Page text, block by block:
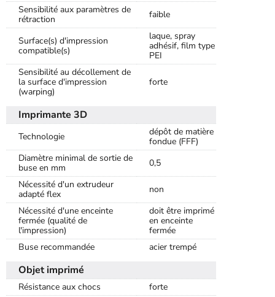
Sensibilité aux paramètres de
rétraction
faible
Surface(s) d'impression
compatible(s)
laque, spray
adhésif, film type
PEI
Sensibilité au décollement de
la surface d'impression
(warping)
forte
Imprimante 3D
Technologie
dépôt de matière
fondue (FFF)
Diamètre minimal de sortie de
buse en mm
0,5
Nécessité d'un extrudeur
adapté flex
non
Nécessité d'une enceinte
fermée (qualité de
l'impression)
doit être imprimé
en enceinte
fermée
Buse recommandée
acier trempé
Objet imprimé
Résistance aux chocs
forte